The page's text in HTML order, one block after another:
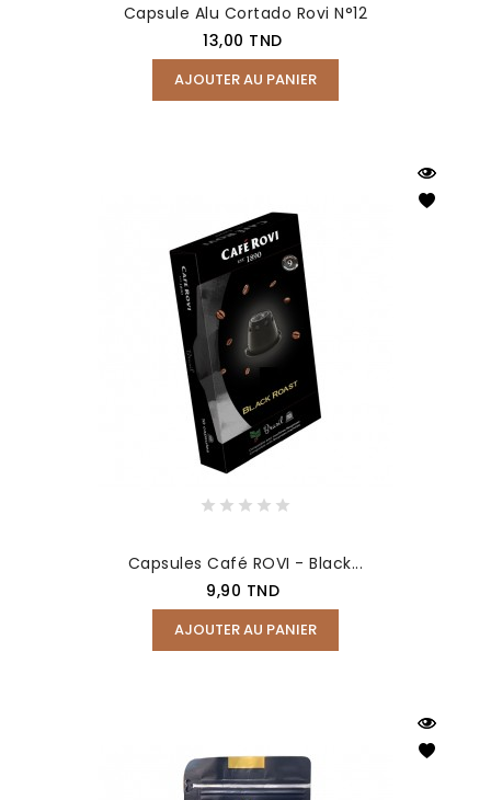
Capsule Alu Cortado Rovi N°12
Prix
13,00 TND
AJOUTER AU PANIER
Capsules Café ROVI - Black...
Prix
9,90 TND
AJOUTER AU PANIER